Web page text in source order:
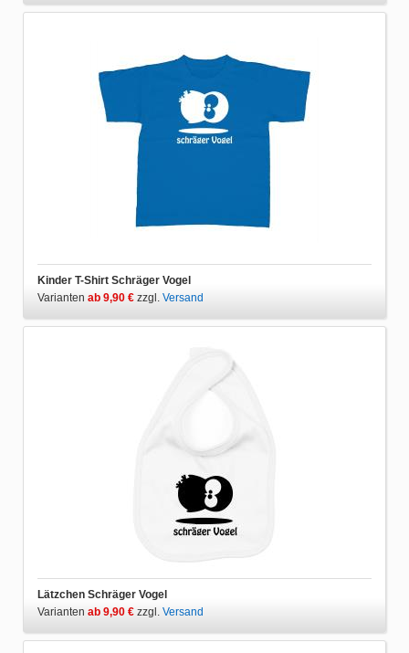
Kinder T-Shirt Schräger Vogel
Varianten ab 9,90 € zzgl. Versand
Lätzchen Schräger Vogel
Varianten ab 9,90 € zzgl. Versand